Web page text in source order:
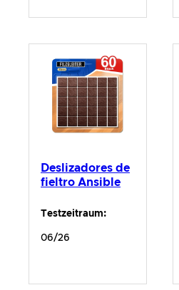
Deslizadores de
fieltro Ansible
Testzeitraum:
06/26